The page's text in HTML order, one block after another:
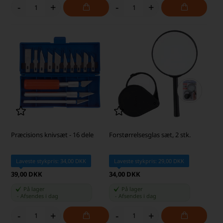
- + - +
Præcisions knivsæt - 16 dele
Laveste stykpris: 34,00 DKK
39,00 DKK
På lager
Afsendes i dag
- +
Forstørrelsesglas sæt, 2 stk.
Laveste stykpris: 29,00 DKK
34,00 DKK
På lager
Afsendes i dag
- +